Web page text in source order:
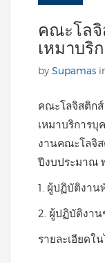
คณะโลจิ
เหมาบริ
by Supamas
คณะโลจิสติก
เหมาบริการ
งานคณะโลจิ
ปีงบประมาณ
1. ผู้ปฏิบัติงาน
2. ผู้ปฏิบัติงาน
รายละเอียดใ